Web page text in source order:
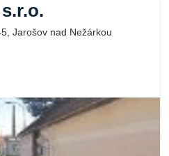
Jarošov nad Nežárkou